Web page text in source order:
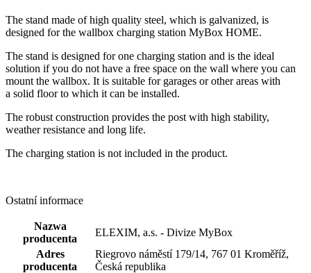
The stand made of high quality steel, which is galvanized, is
designed for the wallbox charging station MyBox HOME.
The stand is designed for one charging station and is the ideal
solution if you do not have a free space on the wall where you can
mount the wallbox. It is suitable for garages or other areas with
a solid floor to which it can be installed.
The robust construction provides the post with high stability,
weather resistance and long life.
The charging station is not included in the product.
Ostatní informace
Nazwa
producenta
ELEXIM, a.s. - Divize MyBox
Adres
producenta
Riegrovo náměstí 179/14, 767 01 Kroměříž,
Česká republika